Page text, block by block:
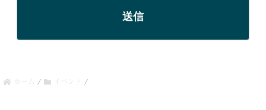
ホーム / イベント /